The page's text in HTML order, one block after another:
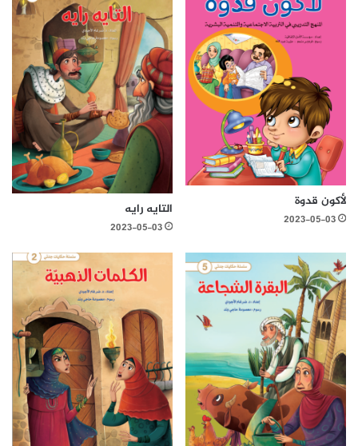
لأكون قدوة
2023-05-03
التايه رايه
2023-05-03